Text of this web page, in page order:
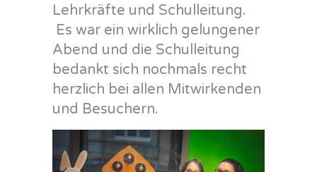
Lehrkräfte und Schulleitung.
Es war ein wirklich gelungener
Abend und die Schulleitung
bedankt sich nochmals recht
herzlich bei allen Mitwirkenden
und Besuchern.